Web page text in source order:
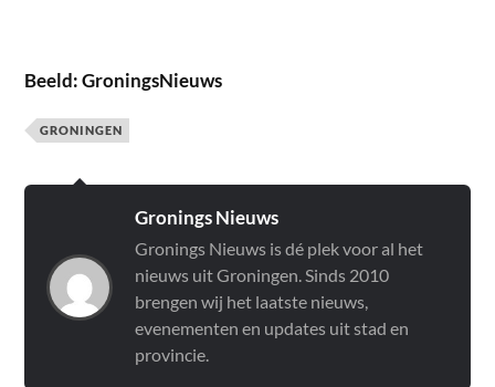
Beeld: GroningsNieuws
GRONINGEN
Gronings Nieuws
Gronings Nieuws is dé plek voor al het
nieuws uit Groningen. Sinds 2010
brengen wij het laatste nieuws,
evenementen en updates uit stad en
provincie.